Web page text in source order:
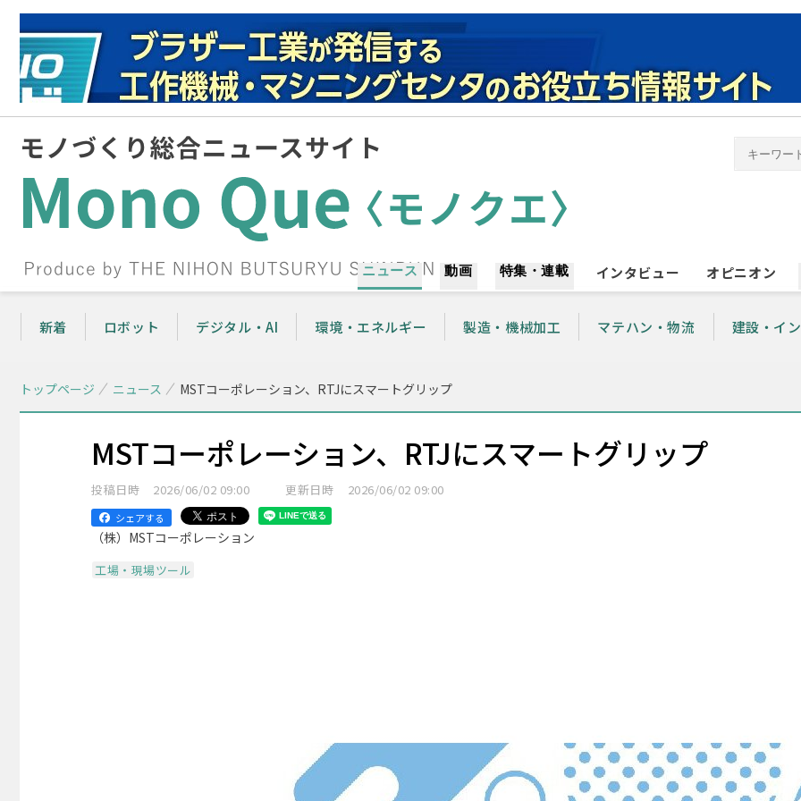
ニュース 動画 特集・連載 インタビュー オピニオン
新着 ロボット デジタル・AI 環境・エネルギー 製造・機械加工 マテハン・物流 建設・イ
トップページ ニュース MSTコーポレーション、RTJにスマートグリップ
MSTコーポレーション、RTJにスマートグリップ
投稿日時 2026/06/02 09:00 更新日時 2026/06/02 09:00
シェアする
（株）MSTコーポレーション
工場・現場ツール